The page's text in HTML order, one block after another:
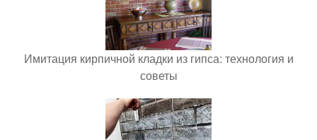
Имитация кирпичной кладки из гипса: технология и
советы